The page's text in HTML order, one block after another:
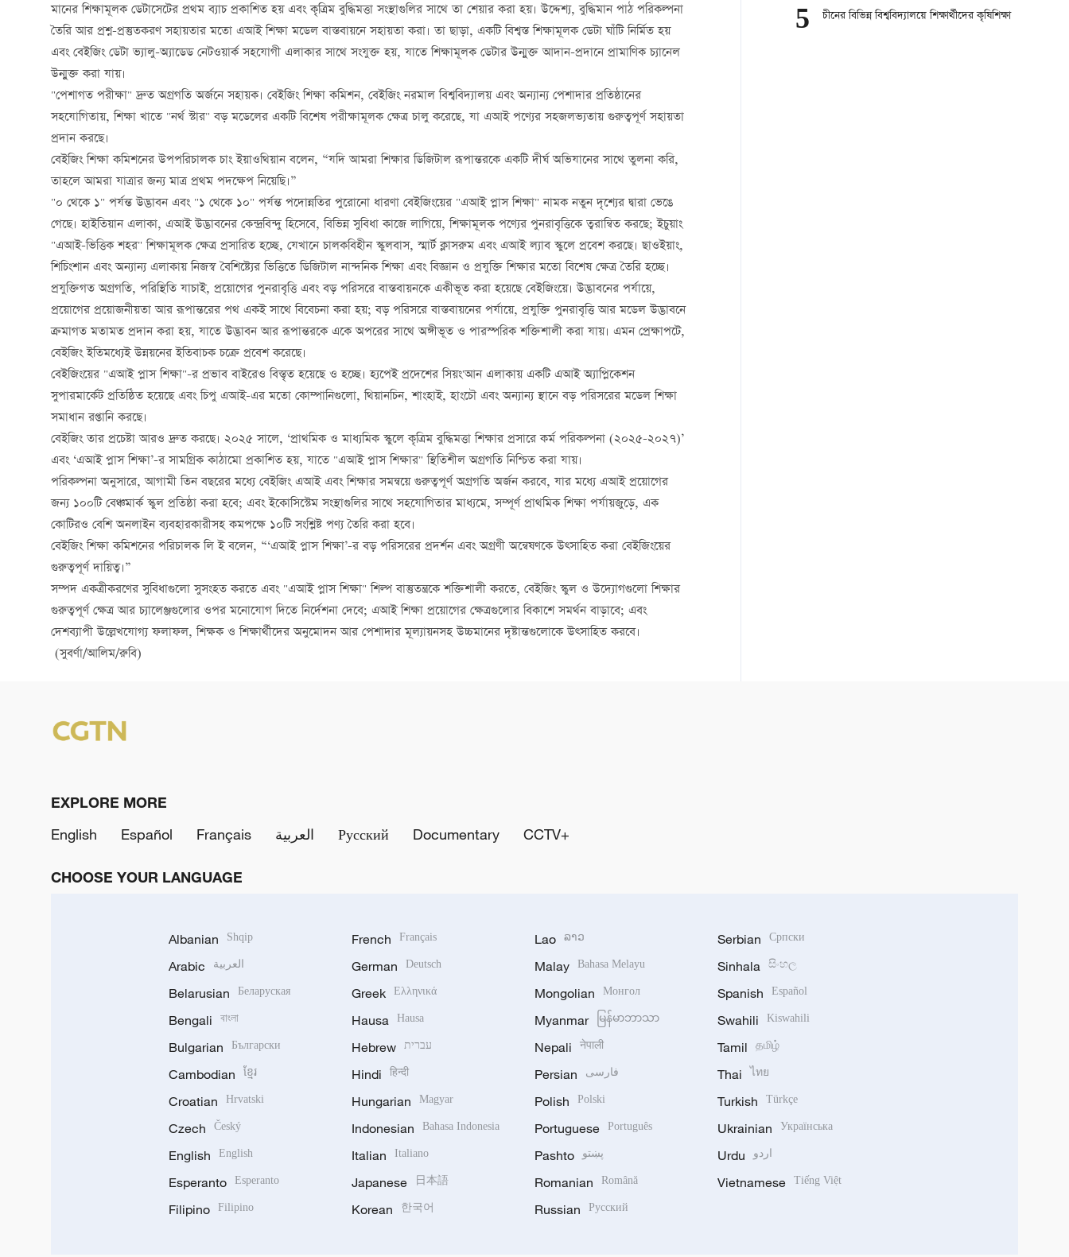
মানের শিক্ষামূলক ডেটাসেটের প্রথম ব্যাচ প্রকাশিত হয় এবং কৃত্রিম বুদ্ধিমত্তা সংস্থাগুলির সাথে তা শেয়ার করা হয়। উদ্দেশ্য, বুদ্ধিমান পাঠ পরিকল্পনা
তৈরি আর প্রশ্ন-প্রস্তুতকরণ সহায়তার মতো এআই শিক্ষা মডেল বাস্তবায়নে সহায়তা করা। তা ছাড়া, একটি বিশ্বস্ত শিক্ষামূলক ডেটা ঘাঁটি নির্মিত হয়
এবং বেইজিং ডেটা ভ্যালু-অ্যাডেড নেটওয়ার্ক সহযোগী এলাকার সাথে সংযুক্ত হয়, যাতে শিক্ষামূলক ডেটার উন্মুক্ত আদান-প্রদানে প্রামাণিক চ্যানেল
উন্মুক্ত করা যায়।
"পেশাগত পরীক্ষা" দ্রুত অগ্রগতি অর্জনে সহায়ক। বেইজিং শিক্ষা কমিশন, বেইজিং নরমাল বিশ্ববিদ্যালয় এবং অন্যান্য পেশাদার প্রতিষ্ঠানের
সহযোগিতায়, শিক্ষা খাতে "নর্থ স্টার" বড় মডেলের একটি বিশেষ পরীক্ষামূলক ক্ষেত্র চালু করেছে, যা এআই পণ্যের সহজলভ্যতায় গুরুত্বপূর্ণ সহায়তা
প্রদান করছে।
বেইজিং শিক্ষা কমিশনের উপপরিচালক চাং ইয়াওথিয়ান বলেন, “যদি আমরা শিক্ষার ডিজিটাল রূপান্তরকে একটি দীর্ঘ অভিযানের সাথে তুলনা করি,
তাহলে আমরা যাত্রার জন্য মাত্র প্রথম পদক্ষেপ নিয়েছি।”
"০ থেকে ১" পর্যন্ত উদ্ভাবন এবং "১ থেকে ১০" পর্যন্ত পদোন্নতির পুরোনো ধারণা বেইজিংয়ের "এআই প্লাস শিক্ষা" নামক নতুন দৃশ্যের দ্বারা ভেঙে
গেছে। হাইতিয়ান এলাকা, এআই উদ্ভাবনের কেন্দ্রবিন্দু হিসেবে, বিভিন্ন সুবিধা কাজে লাগিয়ে, শিক্ষামূলক পণ্যের পুনরাবৃত্তিকে ত্বরান্বিত করছে; ইচুয়াং
"এআই-ভিত্তিক শহর" শিক্ষামূলক ক্ষেত্র প্রসারিত হচ্ছে, যেখানে চালকবিহীন স্কুলবাস, স্মার্ট ক্লাসরুম এবং এআই ল্যাব স্কুলে প্রবেশ করছে। ছাওইয়াং,
শিচিংশান এবং অন্যান্য এলাকায় নিজস্ব বৈশিষ্ট্যের ভিত্তিতে ডিজিটাল নান্দনিক শিক্ষা এবং বিজ্ঞান ও প্রযুক্তি শিক্ষার মতো বিশেষ ক্ষেত্র তৈরি হচ্ছে।
প্রযুক্তিগত অগ্রগতি, পরিস্থিতি যাচাই, প্রয়োগের পুনরাবৃত্তি এবং বড় পরিসরে বাস্তবায়নকে একীভূত করা হয়েছে বেইজিংয়ে। উদ্ভাবনের পর্যায়ে,
প্রয়োগের প্রয়োজনীয়তা আর রূপান্তরের পথ একই সাথে বিবেচনা করা হয়; বড় পরিসরে বাস্তবায়নের পর্যায়ে, প্রযুক্তি পুনরাবৃত্তি আর মডেল উদ্ভাবনে
ক্রমাগত মতামত প্রদান করা হয়, যাতে উদ্ভাবন আর রূপান্তরকে একে অপরের সাথে অঙ্গীভূত ও পারস্পরিক শক্তিশালী করা যায়। এমন প্রেক্ষাপটে,
বেইজিং ইতিমধ্যেই উন্নয়নের ইতিবাচক চক্রে প্রবেশ করেছে।
বেইজিংয়ের "এআই প্লাস শিক্ষা"-র প্রভাব বাইরেও বিস্তৃত হয়েছে ও হচ্ছে। হ্যপেই প্রদেশের সিয়ং'আন এলাকায় একটি এআই অ্যাপ্লিকেশন
সুপারমার্কেট প্রতিষ্ঠিত হয়েছে এবং চিপু এআই-এর মতো কোম্পানিগুলো, থিয়ানচিন, শাংহাই, হাংচৌ এবং অন্যান্য স্থানে বড় পরিসরের মডেল শিক্ষা
সমাধান রপ্তানি করছে।
বেইজিং তার প্রচেষ্টা আরও দ্রুত করছে। ২০২৫ সালে, ‘প্রাথমিক ও মাধ্যমিক স্কুলে কৃত্রিম বুদ্ধিমত্তা শিক্ষার প্রসারে কর্ম পরিকল্পনা (২০২৫-২০২৭)’
এবং ‘এআই প্লাস শিক্ষা’-র সামগ্রিক কাঠামো প্রকাশিত হয়, যাতে "এআই প্লাস শিক্ষার" স্থিতিশীল অগ্রগতি নিশ্চিত করা যায়।
পরিকল্পনা অনুসারে, আগামী তিন বছরের মধ্যে বেইজিং এআই এবং শিক্ষার সমন্বয়ে গুরুত্বপূর্ণ অগ্রগতি অর্জন করবে, যার মধ্যে এআই প্রয়োগের
জন্য ১০০টি বেঞ্চমার্ক স্কুল প্রতিষ্ঠা করা হবে; এবং ইকোসিস্টেম সংস্থাগুলির সাথে সহযোগিতার মাধ্যমে, সম্পূর্ণ প্রাথমিক শিক্ষা পর্যায়জুড়ে, এক
কোটিরও বেশি অনলাইন ব্যবহারকারীসহ কমপক্ষে ১০টি সংশ্লিষ্ট পণ্য তৈরি করা হবে।
বেইজিং শিক্ষা কমিশনের পরিচালক লি ই বলেন, “‘এআই প্লাস শিক্ষা’-র বড় পরিসরের প্রদর্শন এবং অগ্রণী অন্বেষণকে উত্সাহিত করা বেইজিংয়ের
গুরুত্বপূর্ণ দায়িত্ব।”
সম্পদ একত্রীকরণের সুবিধাগুলো সুসংহত করতে এবং "এআই প্লাস শিক্ষা" শিল্প বাস্তুতন্ত্রকে শক্তিশালী করতে, বেইজিং স্কুল ও উদ্যোগগুলো শিক্ষার
গুরুত্বপূর্ণ ক্ষেত্র আর চ্যালেঞ্জগুলোর ওপর মনোযোগ দিতে নির্দেশনা দেবে; এআই শিক্ষা প্রয়োগের ক্ষেত্রগুলোর বিকাশে সমর্থন বাড়াবে; এবং
দেশব্যাপী উল্লেখযোগ্য ফলাফল, শিক্ষক ও শিক্ষার্থীদের অনুমোদন আর পেশাদার মূল্যায়নসহ উচ্চমানের দৃষ্টান্তগুলোকে উত্সাহিত করবে।
(সুবর্ণা/আলিম/রুবি)
5 চীনের বিভিন্ন বিশ্ববিদ্যালয়ে শিক্ষার্থীদের কৃষিশিক্ষা
EXPLORE MORE
English
Español Français العربية Русский Documentary CCTV+
CHOOSE YOUR LANGUAGE
Albanian Shqip
Arabic العربية
Belarusian Беларуская
Bengali বাংলা
Bulgarian Български
Cambodian ខ្មែរ
Croatian Hrvatski
Czech Český
English English
Esperanto Esperanto
Filipino Filipino
French Français
German Deutsch
Greek Ελληνικά
Hausa Hausa
Hebrew עברית
Hindi हिन्दी
Hungarian Magyar
Indonesian Bahasa Indonesia
Italian Italiano
Japanese 日本語
Korean 한국어
Lao ລາວ
Malay Bahasa Melayu
Mongolian Монгол
Myanmar မြန်မာဘာသာ
Nepali नेपाली
Persian فارسی
Polish Polski
Portuguese Português
Pashto پښتو
Romanian Română
Russian Русский
Serbian Српски
Sinhala සිංහල
Spanish Español
Swahili Kiswahili
Tamil தமிழ்
Thai ไทย
Turkish Türkçe
Ukrainian Українська
Urdu اردو
Vietnamese Tiếng Việt